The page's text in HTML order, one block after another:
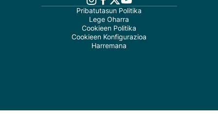
Pribatutasun Politika
Lege Oharra
Cookieen Politika
Cookieen Konfigurazioa
Harremana